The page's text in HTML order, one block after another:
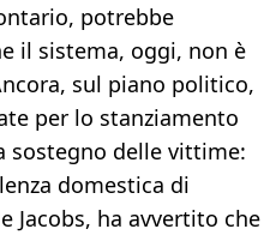
potrebbe
il sistema, oggi, non è
sul piano politico,
per lo stanziamento
sostegno delle vittime:
domestica di
Jacobs, ha avvertito che